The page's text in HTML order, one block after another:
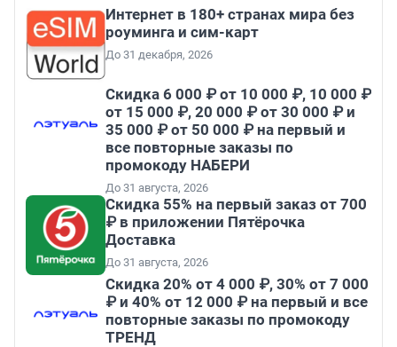
Интернет в 180+ странах мира без
роуминга и сим-карт
До 31 декабря, 2026
Скидка 6 000 ₽ от 10 000 ₽, 10 000 ₽
от 15 000 ₽, 20 000 ₽ от 30 000 ₽ и
35 000 ₽ от 50 000 ₽ на первый и
все повторные заказы по
промокоду НАБЕРИ
До 31 августа, 2026
Скидка 55% на первый заказ от 700
₽ в приложении Пятёрочка
Доставка
До 31 августа, 2026
Скидка 20% от 4 000 ₽, 30% от 7 000
₽ и 40% от 12 000 ₽ на первый и все
повторные заказы по промокоду
ТРЕНД